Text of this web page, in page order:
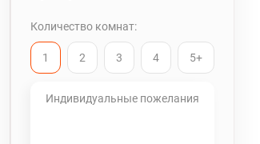
Количество комнат:
1 2 3 4 5+